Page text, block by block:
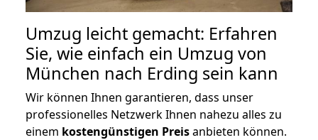
Umzug leicht gemacht: Erfahren
Sie, wie einfach ein Umzug von
München nach Erding sein kann
Wir können Ihnen garantieren, dass unser
professionelles Netzwerk Ihnen nahezu alles zu
einem kostengünstigen Preisanbieten können.